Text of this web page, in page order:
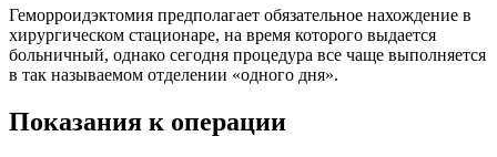
Геморроидэктомия предполагает обязательное нахождение в
хирургическом стационаре, на время которого выдается
больничный, однако сегодня процедура все чаще выполняется
в так называемом отделении «одного дня».
Показания к операции